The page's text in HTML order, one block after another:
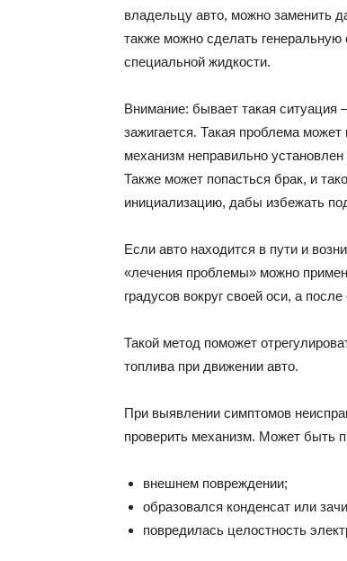
владельцу авто, можно заменить
также можно сделать
специальной жидкости.
Внимание: бывает такая ситуация
зажигается. Такая проблема
механизм неправильно
Также может попасться брак, и
инициализацию, дабы избежать
Если авто находится в пути и
«лечения проблемы» можно
градусов вокруг своей оси, а
Такой метод поможет
топлива при движении авто.
При выявлении симптомов
проверить механизм. Может быть
внешнем повреждении;
образовался конденсат или
повредилась целостность